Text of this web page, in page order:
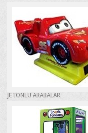
JETONLU ARABALAR